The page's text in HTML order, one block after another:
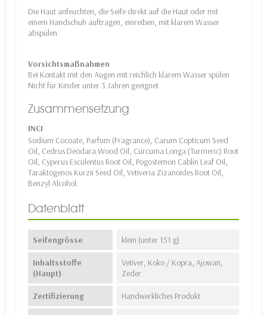
Die Haut anfeuchten, die Seife direkt auf die Haut oder mit
einem Handschuh auftragen, einreiben, mit klarem Wasser
abspülen.
Vorsichtsmaßnahmen
Bei Kontakt mit den Augen mit reichlich klarem Wasser spülen
Nicht für Kinder unter 3 Jahren geeignet
Zusammensetzung
INCI
Sodium Cocoate, Parfum (Fragrance), Carum Copticum Seed
Oil, Cedrus Deodara Wood Oil, Curcuma Longa (Turmeric) Root
Oil, Cyperus Esculentus Root Oil, Pogostemon Cablin Leaf Oil,
Taraktogenos Kurzii Seed Oil, Vetiveria Zizanoides Root Oil,
Benzyl Alcohol.
Datenblatt
Seifengrösse klein (unter 151 g)
Inhaltsstoffe
(Haupt)
Vetiver, Koko / Kopra, Ajowan,
Zeder
Zertifizierung Handwerkliches Produkt